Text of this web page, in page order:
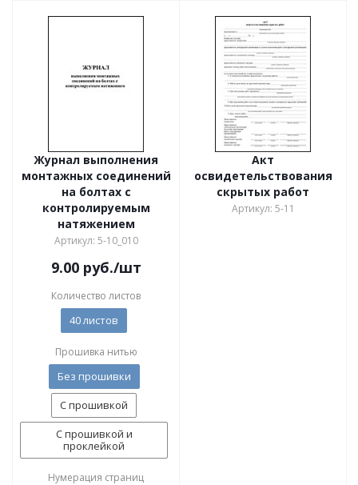
Журнал выполнения
монтажных соединений
на болтах с
контролируемым
натяжением
Артикул: 5-10_010
9.00руб./шт
Количество листов
40 листов
Прошивка нитью
Без прошивки
С прошивкой
С прошивкой и
проклейкой
Нумерация страниц
Акт
освидетельствования
скрытых работ
Артикул: 5-11